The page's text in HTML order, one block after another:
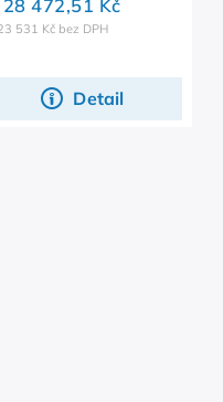
531 Kč bez DPH
28 472,51 Kč
Detail